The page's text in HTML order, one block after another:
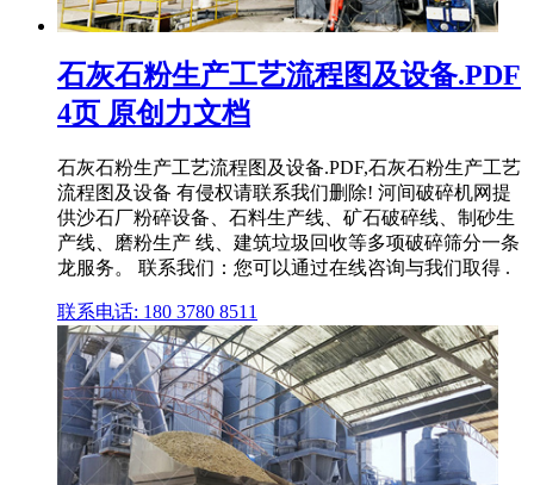
石灰石粉生产工艺流程图及设备.PDF
4页 原创力文档
石灰石粉生产工艺流程图及设备.PDF,石灰石粉生产工艺
流程图及设备 有侵权请联系我们删除! 河间破碎机网提
供沙石厂粉碎设备、石料生产线、矿石破碎线、制砂生
产线、磨粉生产 线、建筑垃圾回收等多项破碎筛分一条
龙服务。 联系我们：您可以通过在线咨询与我们取得 .
联系电话: 180 3780 8511